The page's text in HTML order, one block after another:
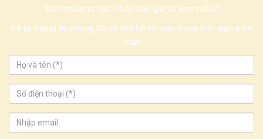
Bạn muốn tư vấn, nhận báo giá và xem mẫu?
Để lại thông tin chúng tôi sẽ liên hệ với bạn trong thời gian sớm
nhất.